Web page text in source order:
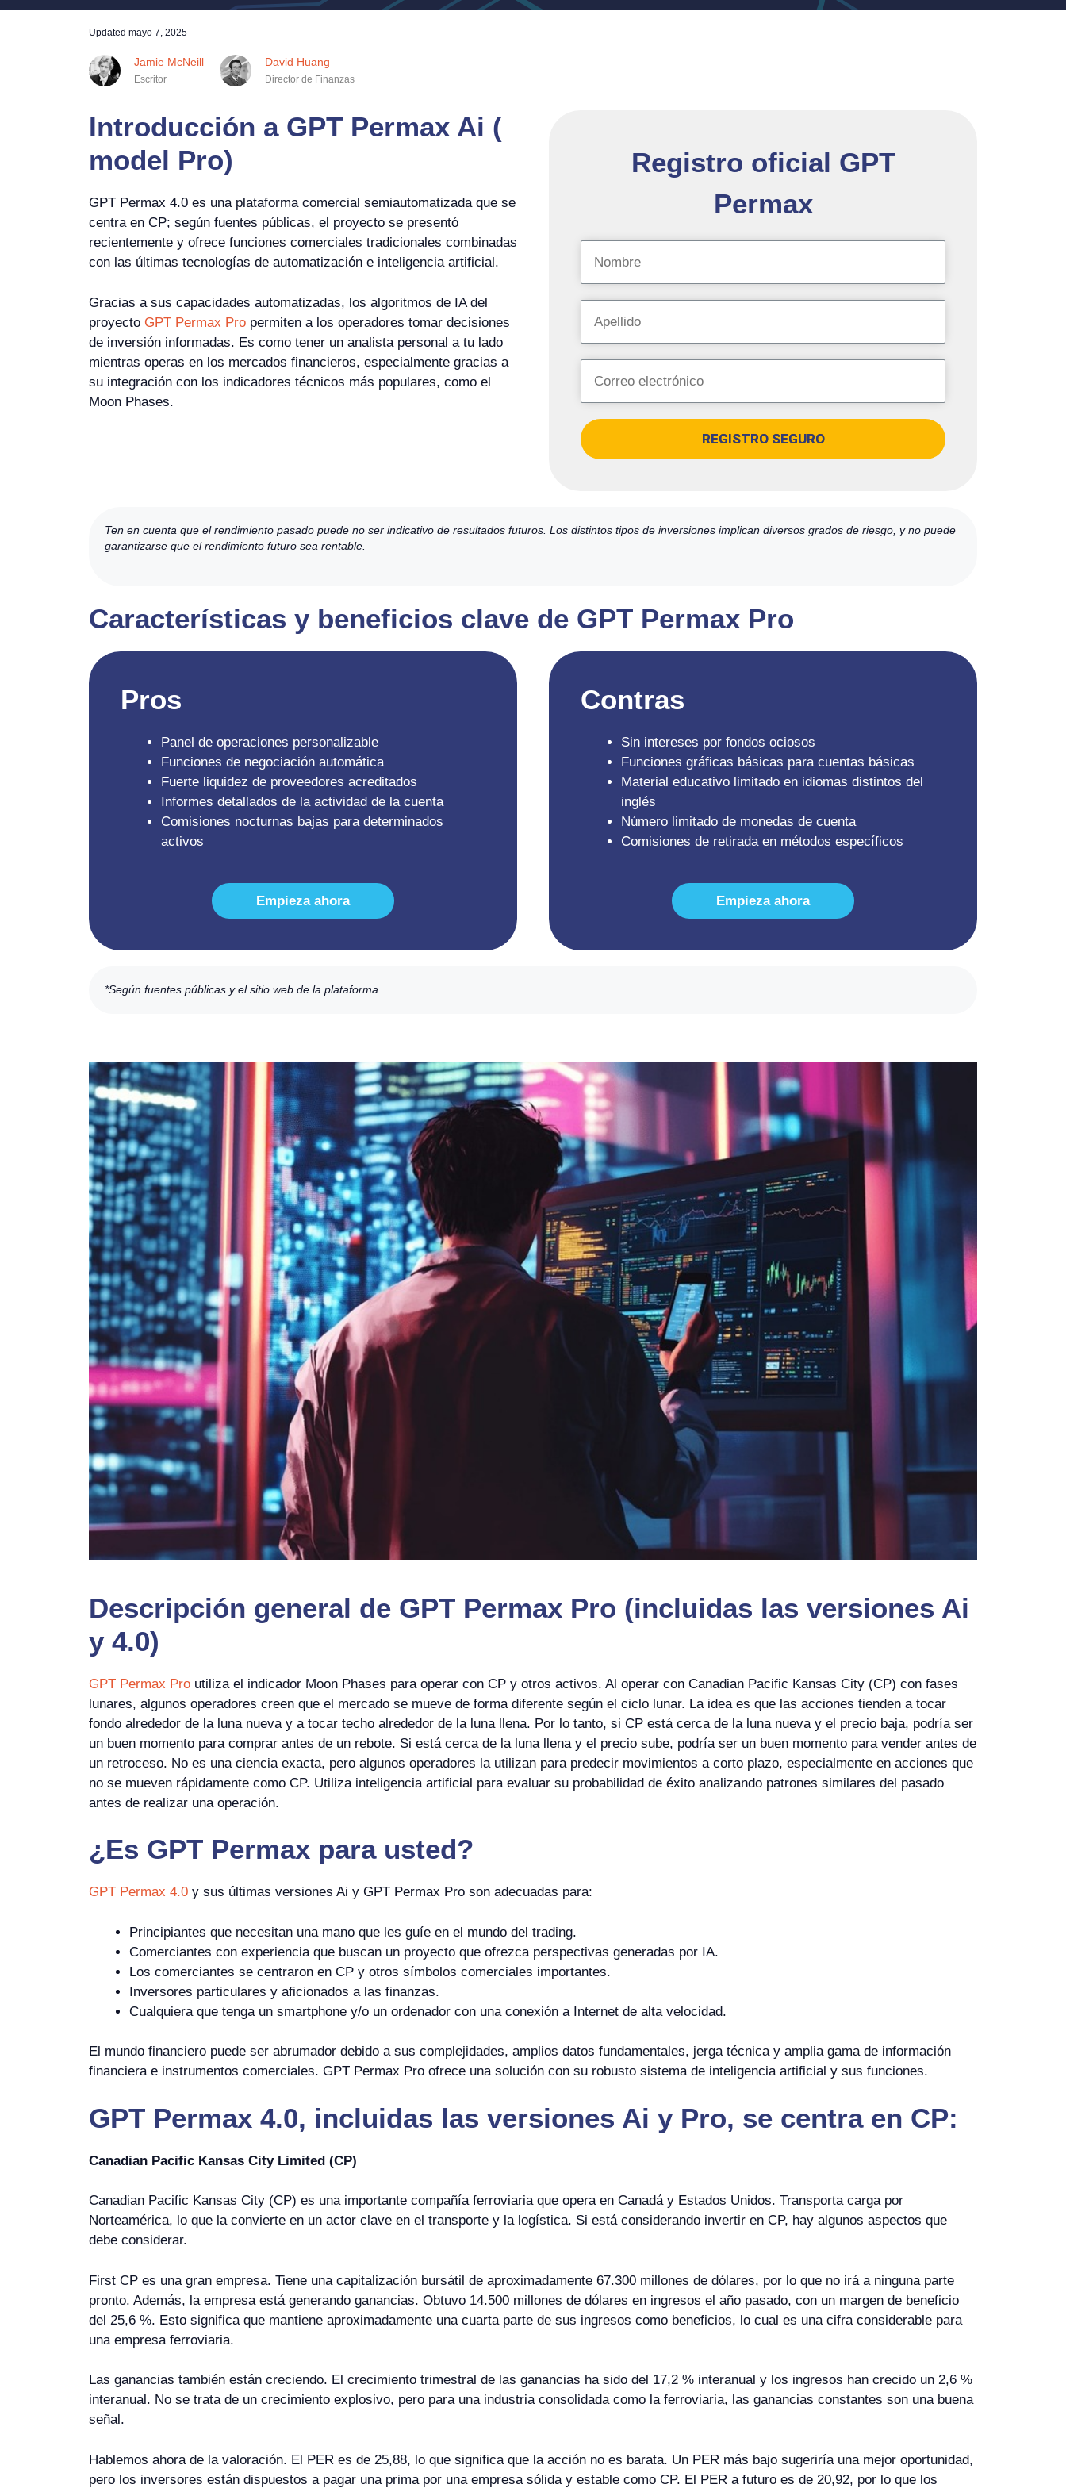
Updated mayo 7, 2025
Jamie McNeill
Escritor
David Huang
Director de Finanzas
Introducción a GPT Permax Ai (
model Pro)
GPT Permax 4.0 es una plataforma comercial semiautomatizada que se
centra en CP; según fuentes públicas, el proyecto se presentó
recientemente y ofrece funciones comerciales tradicionales combinadas
con las últimas tecnologías de automatización e inteligencia artificial.
Gracias a sus capacidades automatizadas, los algoritmos de IA del
proyecto GPT Permax Pro permiten a los operadores tomar decisiones
de inversión informadas. Es como tener un analista personal a tu lado
mientras operas en los mercados financieros, especialmente gracias a
su integración con los indicadores técnicos más populares, como el
Moon Phases.
Registro oficial GPT
Permax
REGISTRO SEGURO
Ten en cuenta que el rendimiento pasado puede no ser indicativo de resultados futuros. Los distintos tipos de inversiones implican diversos grados de riesgo, y no puede
garantizarse que el rendimiento futuro sea rentable.
Características y beneficios clave de GPT Permax Pro
Pros
Panel de operaciones personalizable
Funciones de negociación automática
Fuerte liquidez de proveedores acreditados
Informes detallados de la actividad de la cuenta
Comisiones nocturnas bajas para determinados
activos
Empieza ahora
Contras
Sin intereses por fondos ociosos
Funciones gráficas básicas para cuentas básicas
Material educativo limitado en idiomas distintos del
inglés
Número limitado de monedas de cuenta
Comisiones de retirada en métodos específicos
Empieza ahora
*Según fuentes públicas y el sitio web de la plataforma
Descripción general de GPT Permax Pro (incluidas las versiones Ai
y 4.0)
GPT Permax Pro utiliza el indicador Moon Phases para operar con CP y otros activos. Al operar con Canadian Pacific Kansas City (CP) con fases
lunares, algunos operadores creen que el mercado se mueve de forma diferente según el ciclo lunar. La idea es que las acciones tienden a tocar
fondo alrededor de la luna nueva y a tocar techo alrededor de la luna llena. Por lo tanto, si CP está cerca de la luna nueva y el precio baja, podría ser
un buen momento para comprar antes de un rebote. Si está cerca de la luna llena y el precio sube, podría ser un buen momento para vender antes de
un retroceso. No es una ciencia exacta, pero algunos operadores la utilizan para predecir movimientos a corto plazo, especialmente en acciones que
no se mueven rápidamente como CP. Utiliza inteligencia artificial para evaluar su probabilidad de éxito analizando patrones similares del pasado
antes de realizar una operación.
¿Es GPT Permax para usted?
GPT Permax 4.0 y sus últimas versiones Ai y GPT Permax Pro son adecuadas para:
Principiantes que necesitan una mano que les guíe en el mundo del trading.
Comerciantes con experiencia que buscan un proyecto que ofrezca perspectivas generadas por IA.
Los comerciantes se centraron en CP y otros símbolos comerciales importantes.
Inversores particulares y aficionados a las finanzas.
Cualquiera que tenga un smartphone y/o un ordenador con una conexión a Internet de alta velocidad.
El mundo financiero puede ser abrumador debido a sus complejidades, amplios datos fundamentales, jerga técnica y amplia gama de información
financiera e instrumentos comerciales. GPT Permax Pro ofrece una solución con su robusto sistema de inteligencia artificial y sus funciones.
GPT Permax 4.0, incluidas las versiones Ai y Pro, se centra en CP:
Canadian Pacific Kansas City Limited (CP)
Canadian Pacific Kansas City (CP) es una importante compañía ferroviaria que opera en Canadá y Estados Unidos. Transporta carga por
Norteamérica, lo que la convierte en un actor clave en el transporte y la logística. Si está considerando invertir en CP, hay algunos aspectos que
debe considerar.
First CP es una gran empresa. Tiene una capitalización bursátil de aproximadamente 67.300 millones de dólares, por lo que no irá a ninguna parte
pronto. Además, la empresa está generando ganancias. Obtuvo 14.500 millones de dólares en ingresos el año pasado, con un margen de beneficio
del 25,6 %. Esto significa que mantiene aproximadamente una cuarta parte de sus ingresos como beneficios, lo cual es una cifra considerable para
una empresa ferroviaria.
Las ganancias también están creciendo. El crecimiento trimestral de las ganancias ha sido del 17,2 % interanual y los ingresos han crecido un 2,6 %
interanual. No se trata de un crecimiento explosivo, pero para una industria consolidada como la ferroviaria, las ganancias constantes son una buena
señal.
Hablemos ahora de la valoración. El PER es de 25,88, lo que significa que la acción no es barata. Un PER más bajo sugeriría una mejor oportunidad,
pero los inversores están dispuestos a pagar una prima por una empresa sólida y estable como CP. El PER a futuro es de 20,92, por lo que los